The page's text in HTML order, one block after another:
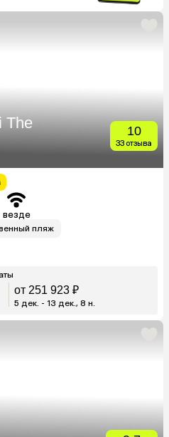
The
10
33 отзыва
везде
пляж
от 251 923 ₽
5 дек. - 13 дек., 8 н.